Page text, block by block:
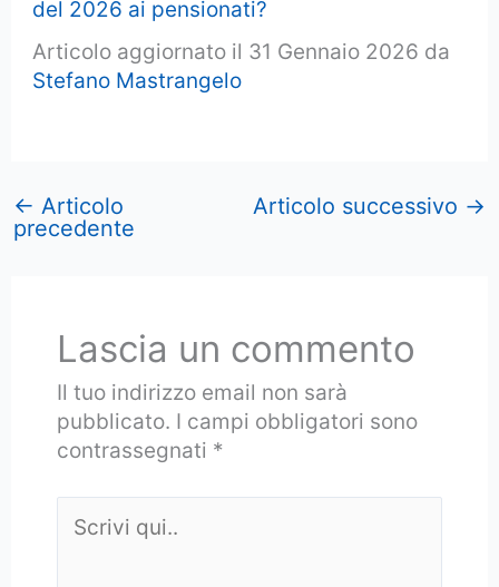
del 2026 ai pensionati?
Articolo aggiornato il 31 Gennaio 2026 da
Stefano Mastrangelo
← Articolo
precedente
Articolo successivo →
Lascia un commento
Il tuo indirizzo email non sarà
pubblicato. I campi obbligatori sono
contrassegnati *
qui..